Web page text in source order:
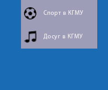
Спорт в КГМУ
Досуг в КГМУ